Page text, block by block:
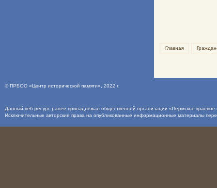
Главная
©ПРБОО «Центр исторической памяти» , 2022 г.
Данный веб-ресурс ранее принадлежал общественной организации «Пермское
Исключительные авторские права на опубликованные информационные материалы